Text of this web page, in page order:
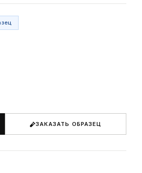
ЗАКАЗАТЬ ОБРАЗЕЦ